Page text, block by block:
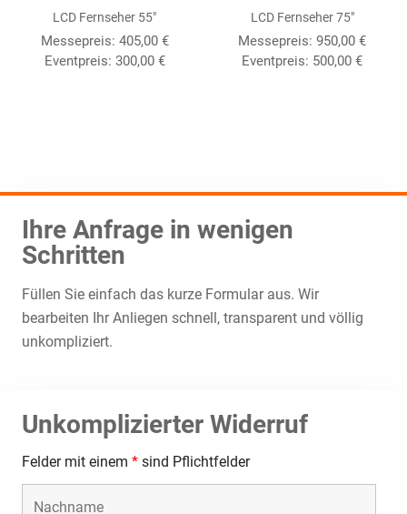
LCD Fernseher 55″
Messepreis: 405,00 €
Eventpreis: 300,00 €
LCD Fernseher 75″
Messepreis:950,00€
Eventpreis: 500,00€
Ihre Anfrage in wenigen
Schritten
Füllen Sie einfach das kurze Formular aus. Wir
bearbeiten Ihr Anliegen schnell, transparent und völlig
unkompliziert.
Unkomplizierter Widerruf
Felder mit einem * sind Pflichtfelder